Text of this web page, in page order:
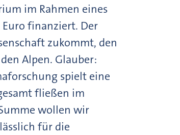
im Rahmen eines
finanziert. Der
zukommt, den
Alpen. Glauber:
spielt eine
fließen im
wollen wir
für die